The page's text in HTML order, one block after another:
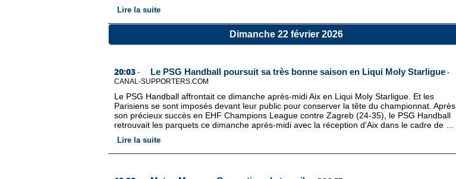
Lire la suite
Dimanche 22 février 2026
20:03 - Le PSG Handball poursuit sa très bonne saison en Liqui Moly Starligue -
CANAL-SUPPORTERS.COM
Le PSG Handball affrontait ce dimanche après-midi Aix en Liqui Moly Starligue. Et les
Parisiens se sont imposés devant leur public pour conserver la tête du championnat. Après
son précieux succès en EHF Champions League contre Zagreb (24-35), le PSG Handball
retrouvait les parquets ce dimanche après-midi avec la réception d’Aix dans le cadre de …
Lire la suite